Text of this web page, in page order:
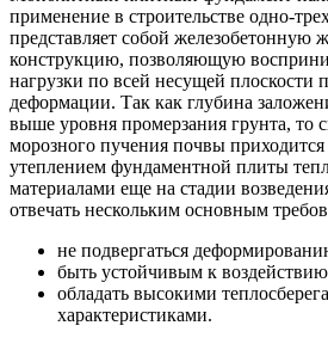
применение в строительстве одно-
представляет собой железобетонную
конструкцию, позволяющую
нагрузки по всей несущей плоскости
деформации. Так как глубина
выше уровня промерзания грунта, то
морозного пучения почвы
утеплением фундаментной плиты
материалами еще на стадии
отвечать нескольким основным
не подвергаться
быть устойчивым к
обладать высокими
характеристиками.